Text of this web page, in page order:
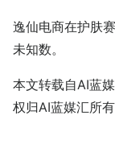
逸仙电商在护肤
未知数。
本文转载自AI蓝
权归AI蓝媒汇所